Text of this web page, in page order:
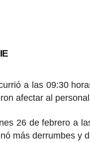
a las 09:30
afectar al
26 de febrero a
más derrumbes y